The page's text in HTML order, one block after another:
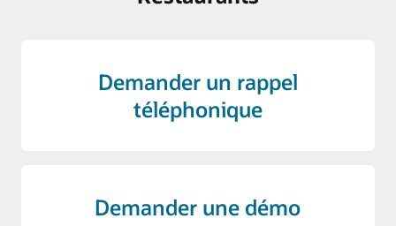
Demander un rappel
téléphonique
Demander une démo